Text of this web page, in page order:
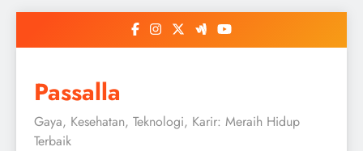
Passalla
Gaya, Kesehatan, Teknologi, Karir: Meraih Hidup
Terbaik